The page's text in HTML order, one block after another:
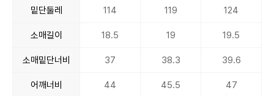
밑단둘레 114 119 124
소매길이 18.5 19 19.5
소매밑단너비 37 38.3 39.6
어깨너비 44 45.5 47